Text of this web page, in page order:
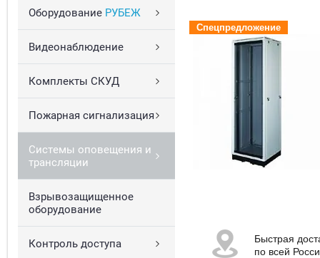
Оборудование РУБЕЖ
Видеонаблюдение
Комплекты СКУД
Пожарная сигнализация
Системы оповещения и
трансляции
Взрывозащищенное
оборудование
Контроль доступа
Спецпредложение
Спецпредложение
Быстрая
по всей